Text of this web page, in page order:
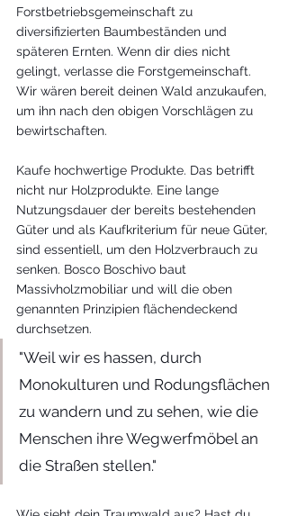
Forstbetriebsgemeinschaft zu
diversifizierten Baumbeständen und
späteren Ernten. Wenn dir dies nicht
gelingt, verlasse die Forstgemeinschaft.
Wir wären bereit deinen Wald anzukaufen,
um ihn nach den obigen Vorschlägen zu
bewirtschaften.
Kaufe hochwertige Produkte. Das betrifft
nicht nur Holzprodukte. Eine lange
Nutzungsdauer der bereits bestehenden
Güter und als Kaufkriterium für neue Güter,
sind essentiell, um den Holzverbrauch zu
senken. Bosco Boschivo baut
Massivholzmobiliar und will die oben
genannten Prinzipien flächendeckend
durchsetzen.
"Weil wir es hassen, durch
Monokulturen und Rodungsflächen
zu wandern und zu sehen, wie die
Menschen ihre Wegwerfmöbel an
die Straßen stellen."